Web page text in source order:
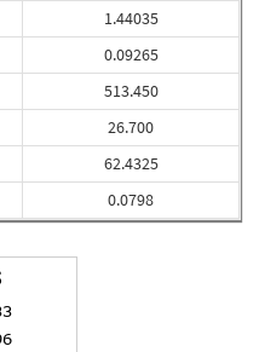
1.44035
0.09265
513.450
26.700
62.4325
0.0798